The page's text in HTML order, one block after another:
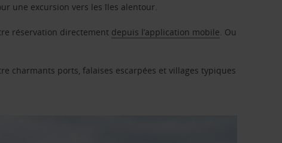
une excursion vers les îles alentour.
réservation directement depuis l’application mobile. Ou
charmants ports, falaises escarpées et villages typiques